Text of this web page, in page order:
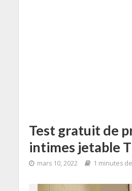
Test gratuit de
intimes jetable
mars 10, 2022 1 minutes